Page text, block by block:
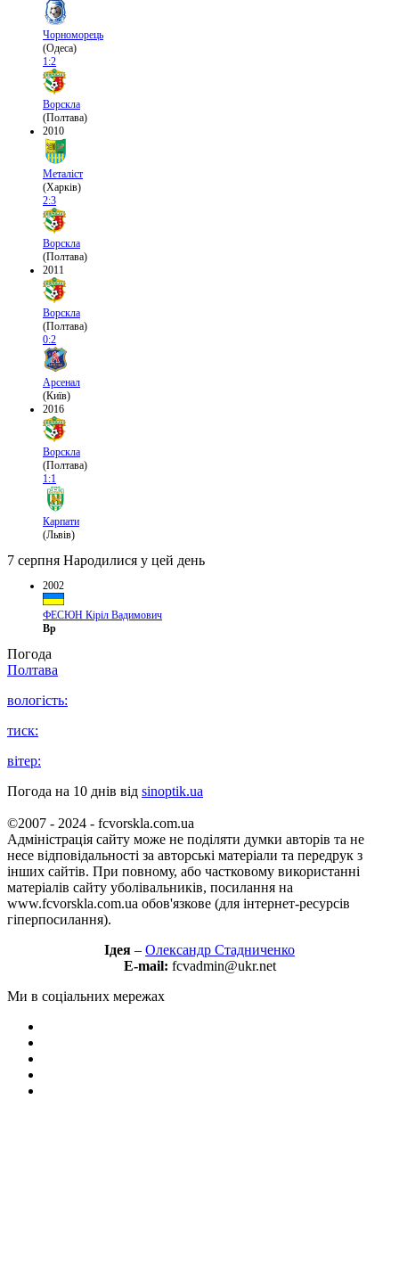
Чорноморець
(Одеса)
1:2
Ворскла
(Полтава)
2010
Металіст
(Харків)
2:3
Ворскла
(Полтава)
2011
Ворскла
(Полтава)
0:2
Арсенал
(Київ)
2016
Ворскла
(Полтава)
1:1
Карпати
(Львів)
7 серпня Народилися у цей день
2002
ФЕСЮН Кіріл Вадимович
Вр
Погода
Полтава
вологість:
тиск:
вітер:
Погода на 10 днів від sinoptik.ua
©2007 - 2024 - fcvorskla.com.ua
Адміністрація сайту може не поділяти думки авторів та не
несе відповідальності за авторські матеріали та передрук з
інших сайтів. При повному, або частковому використанні
матеріалів сайту уболівальників, посилання на
www.fcvorskla.com.ua обов'язкове (для інтернет-ресурсів
гіперпосилання).
Ідея – Олександр Стадниченко
E-mail: fcvadmin@ukr.net
Ми в соціальних мережах